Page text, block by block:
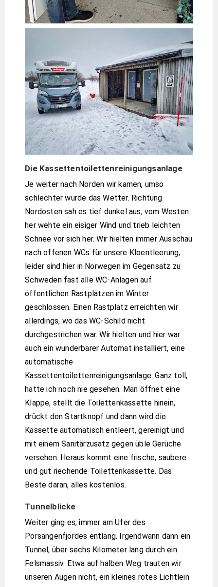
Die Kassettentoilettenreinigungsanlage
Je weiter nach Norden wir kamen, umso
schlechter wurde das Wetter. Richtung
Nordosten sah es tief dunkel aus, vom Westen
her wehte ein eisiger Wind und trieb leichten
Schnee vor sich her. Wir hielten immer Ausschau
nach offenen WCs für unsere Kloentleerung,
leider sind hier in Norwegen im Gegensatz zu
Schweden fast alle WC-Anlagen auf
öffentlichen Rastplätzen im Winter
geschlossen. Einen Rastplatz erreichten wir
allerdings, wo das WC-Schild nicht
durchgestrichen war. Wir hielten und hier war
auch ein wunderbarer Automat installiert, eine
automatische
Kassettentoilettenreinigungsanlage. Ganz toll,
hatte ich noch nie gesehen. Man öffnet eine
Klappe, stellt die Toilettenkassette hinein,
drückt den Startknopf und dann wird die
Kassette automatisch entleert, gereinigt und
mit einem Sanitärzusatz gegen üble Gerüche
versehen. Heraus kommt eine frische, saubere
und gut riechende Toilettenkassette. Das
Beste daran, alles kostenlos.
Tunnelblicke
Weiter ging es, immer am Ufer des
Porsangenfjordes entlang. Irgendwann dann ein
Tunnel, über sechs Kilometer lang durch ein
Felsmassiv. Etwa auf halben Weg trauten wir
unseren Augen nicht, ein kleines rotes Lichtlein